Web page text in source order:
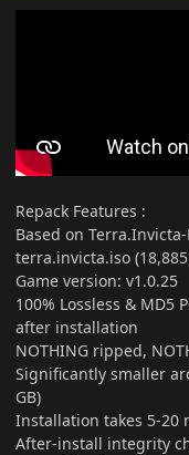
Repack Features :
Based on
terra.invicta.iso
Game version: v1.0.25
100% Lossless &
after installation
NOTHING ripped,
Significantly smaller
GB)
Installation takes 5-20
After-install integrity